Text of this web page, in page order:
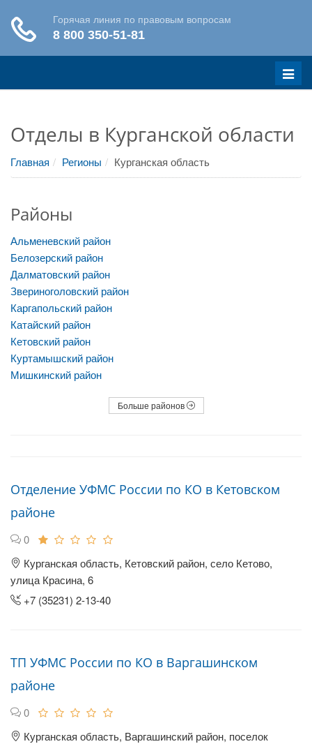
Меню
Отделы в Курганской области
Главная Регионы Курганская область
Районы
Альменевский район
Белозерский район
Далматовский район
Звериноголовский район
Каргапольский район
Катайский район
Кетовский район
Куртамышский район
Мишкинский район
Больше районов
Отделение УФМС России по КО в Кетовском
районе
0
Курганская область, Кетовский район, село Кетово,
улица Красина, 6
+7 (35231) 2-13-40
ТП УФМС России по КО в Варгашинском
районе
0
Курганская область, Варгашинский район, поселок